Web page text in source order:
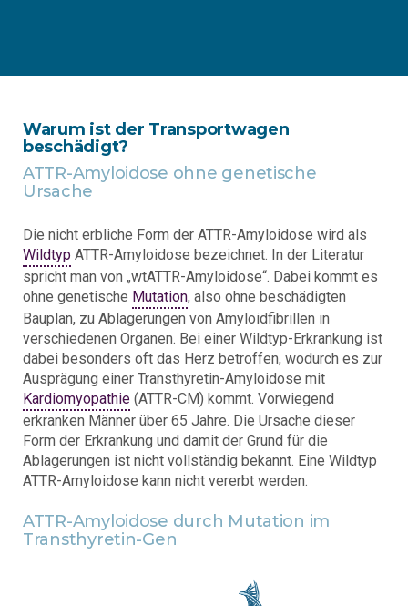
Warum ist der Transportwagen
beschädigt?
ATTR-Amyloidose ohne genetische
Ursache
Die nicht erbliche Form der ATTR-Amyloidose wird als
Wildtyp ATTR-Amyloidose bezeichnet. In der Literatur
spricht man von „wtATTR-Amyloidose“. Dabei kommt es
ohne genetische Mutation, also ohne beschädigten
Bauplan, zu Ablagerungen von Amyloidfibrillen in
verschiedenen Organen. Bei einer Wildtyp-Erkrankung ist
dabei besonders oft das Herz betroffen, wodurch es zur
Ausprägung einer Transthyretin-Amyloidose mit
Kardiomyopathie (ATTR-CM) kommt. Vorwiegend
erkranken Männer über 65 Jahre. Die Ursache dieser
Form der Erkrankung und damit der Grund für die
Ablagerungen ist nicht vollständig bekannt. Eine Wildtyp
ATTR-Amyloidose kann nicht vererbt werden.
ATTR-Amyloidose durch Mutation im
Transthyretin-Gen